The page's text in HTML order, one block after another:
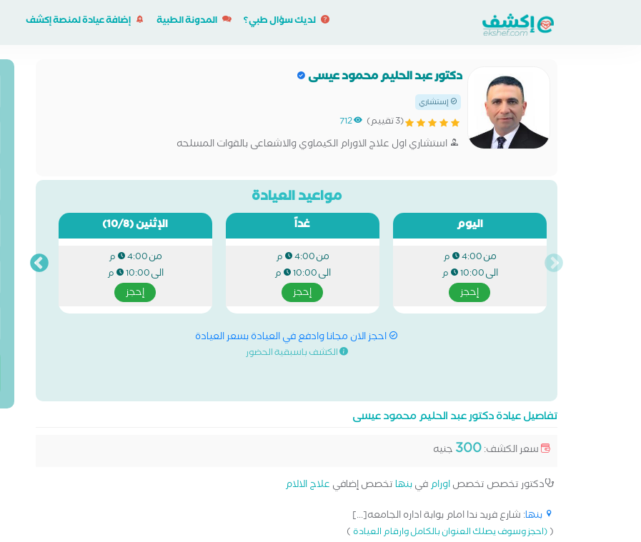
لديك سؤال طبي؟ المدونة الطبية إضافة عيادة لمنصة إكشف
دكتور عبد الحليم محمود عيسى
إستشاري
(3 تقييم) 712
استشاري اول علاج الاورام الكيماوي والاشعاعى بالقوات المسلحه
مواعيد العيادة
اليوم
من4:00 م
الى10:00 م
إحجز
غداً
من4:00 م
الى10:00 م
إحجز
الإثنين(10/8)
من4:00 م
الى10:00 م
إحجز
احجز الان مجانا وادفع في العيادة بسعر العيادة
الكشف باسبقية الحضور
تفاصيل عيادة دكتور عبد الحليم محمود عيسى
سعر الكشف:300 جنيه
دكتور تخصص تخصصاورامفيبنهاتخصص إضافي علاج الالام
بنها: شارع فريد ندا امام بوابة اداره الجامعه[...]
((احجز وسوف يصلك العنوان بالكامل وارقام العيادة)